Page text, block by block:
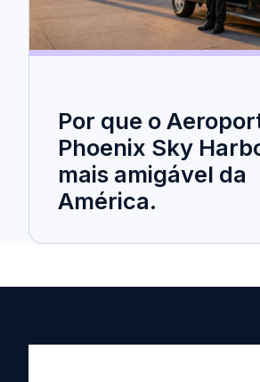
Por que o
Phoenix Sky
mais amigável da
América.